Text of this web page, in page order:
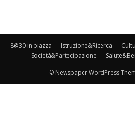
8@30 in piazza Istruzione&Ricerca
Società&Partecipazione
© Newspaper WordPress